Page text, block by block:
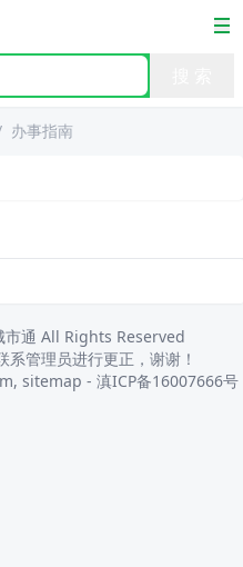
办事指南
通 All Rights Reserved
管理员进行更正，谢谢！
sitemap - 滇ICP备16007666号